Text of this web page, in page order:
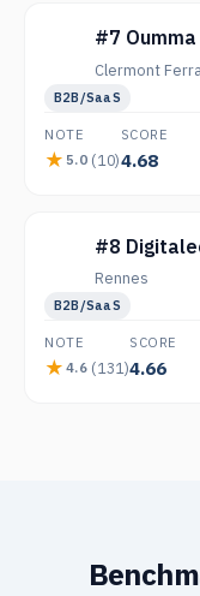
#7
Clermont
B2B/SaaS
NOTE
5.0 (10)
SCORE
4.68
#8
Rennes
B2B/SaaS
NOTE
4.6 (131)
SCORE
4.66